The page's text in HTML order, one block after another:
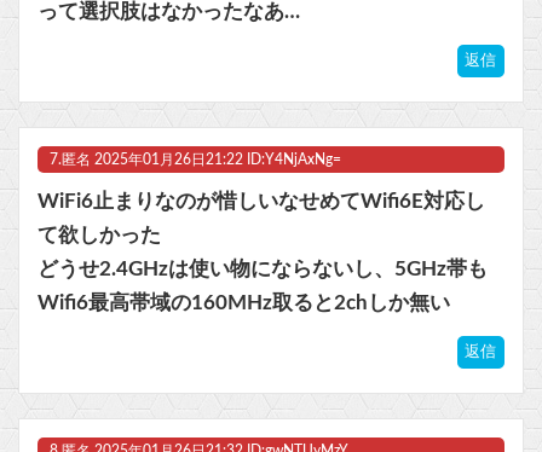
って選択肢はなかったなあ…
返信
7. 匿名 2025年01月26日21:22 ID:Y4NjAxNg=
WiFi6止まりなのが惜しいなせめてWifi6E対応し
て欲しかった
どうせ2.4GHzは使い物にならないし、5GHz帯も
Wifi6最高帯域の160MHz取ると2chしか無い
返信